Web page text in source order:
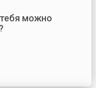
можно